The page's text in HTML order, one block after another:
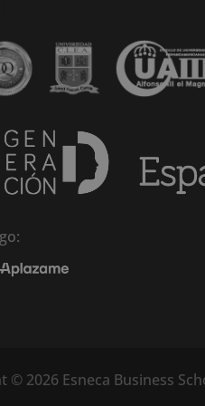
© 2026 Esneca Business